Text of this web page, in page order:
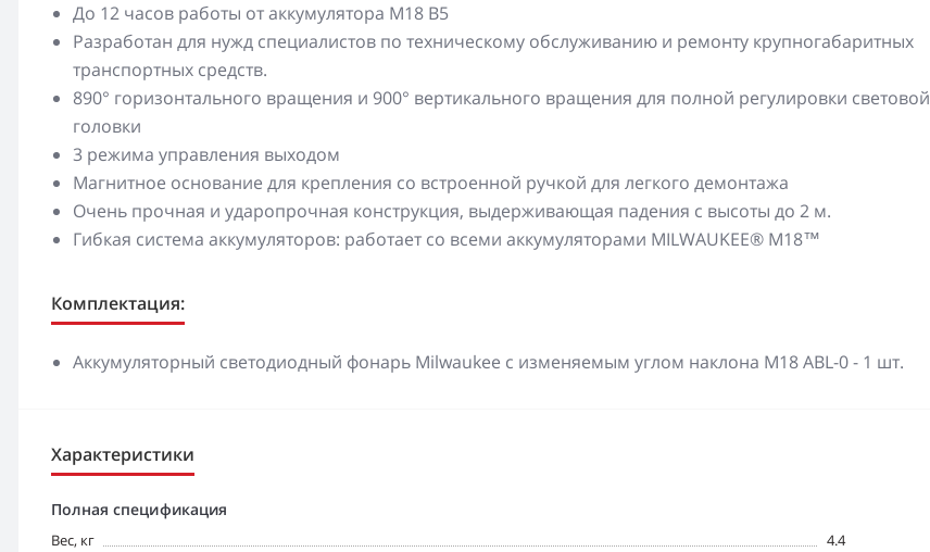
До 12 часов работы от аккумулятора M18 B5
Разработан для нужд специалистов по техническому обслуживанию и ремонту крупногабаритных
транспортных средств.
890° горизонтального вращения и 900° вертикального вращения для полной регулировки световой
головки
3 режима управления выходом
Магнитное основание для крепления со встроенной ручкой для легкого демонтажа
Очень прочная и ударопрочная конструкция, выдерживающая падения с высоты до 2 м.
Гибкая система аккумуляторов: работает со всеми аккумуляторами MILWAUKEE® M18™
Комплектация:
Аккумуляторный светодиодный фонарь Milwaukee с изменяемым углом наклона M18 ABL-0 - 1 шт.
Характеристики
Полная спецификация
Вес, кг
4.4